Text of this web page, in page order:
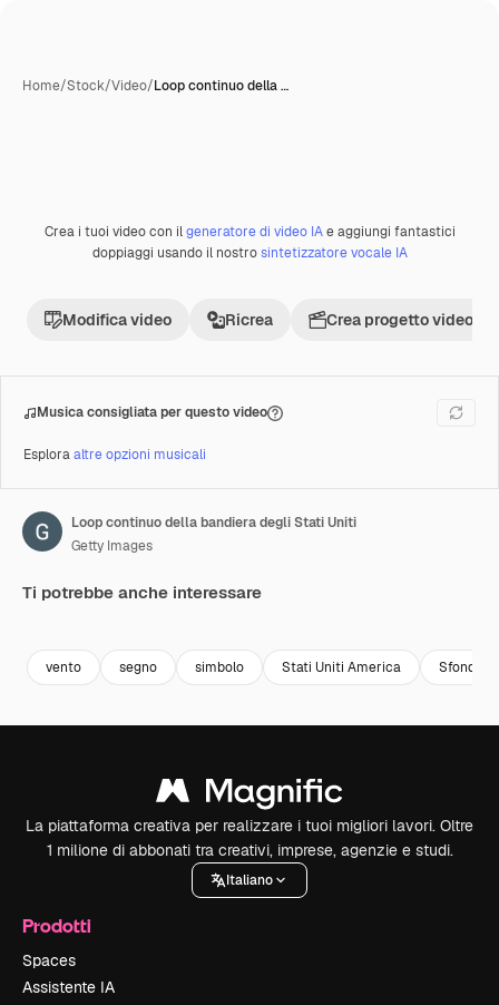
Home/Stock/Video/Loop continuo della …
Premium
Crea i tuoi video con ilgeneratore di video IAe aggiungi fantastici
doppiaggi usando il nostrosintetizzatore vocale IA
Modifica video Ricrea Crea progetto video
Musica consigliata per questo video
Esploraaltre opzioni musicali
Loop continuo della bandiera degli Stati Uniti
Getty Images
Ti potrebbe anche interessare
vento segno simbolo Stati Uniti America Sfondi
La piattaforma creativa per realizzare i tuoi migliori lavori. Oltre
1 milione di abbonati tra creativi, imprese, agenzie e studi.
Italiano
Prodotti
Spaces
Assistente IA